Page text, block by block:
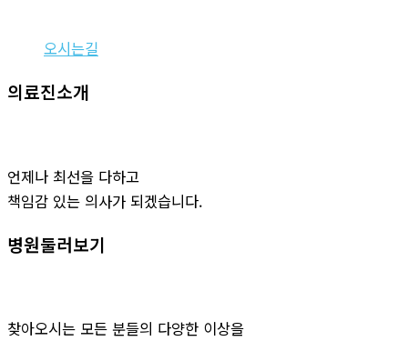
오시는길
의료진소개
언제나 최선을 다하고
책임감 있는 의사가 되겠습니다.
병원둘러보기
찾아오시는 모든 분들의 다양한 이상을